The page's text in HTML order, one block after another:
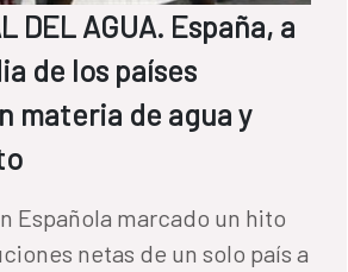
DEL AGUA. España, a
de los países
materia de agua y
Española marcado un hito
netas de un solo país a